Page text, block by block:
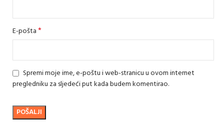
E-pošta*
Spremi moje ime, e-poštu i web-stranicu u ovom internet
pregledniku za sljedeći put kada budem komentirao.